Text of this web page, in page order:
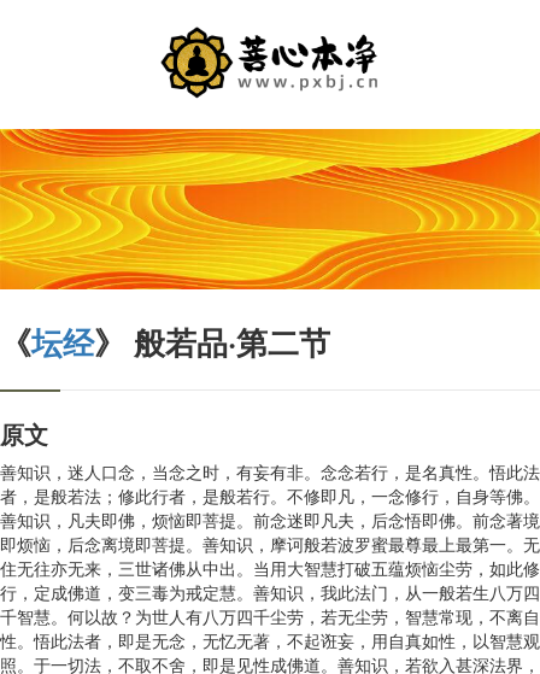
《坛经》 般若品·第二节
原文
善知识，迷人口念，当念之时，有妄有非。念念若行，是名真性。悟此法
者，是般若法；修此行者，是般若行。不修即凡，一念修行，自身等佛。
善知识，凡夫即佛，烦恼即菩提。前念迷即凡夫，后念悟即佛。前念著境
即烦恼，后念离境即菩提。善知识，摩诃般若波罗蜜最尊最上最第一。无
住无往亦无来，三世诸佛从中出。当用大智慧打破五蕴烦恼尘劳，如此修
行，定成佛道，变三毒为戒定慧。善知识，我此法门，从一般若生八万四
千智慧。何以故？为世人有八万四千尘劳，若无尘劳，智慧常现，不离自
性。悟此法者，即是无念，无忆无著，不起诳妄，用自真如性，以智慧观
照。于一切法，不取不舍，即是见性成佛道。善知识，若欲入甚深法界，